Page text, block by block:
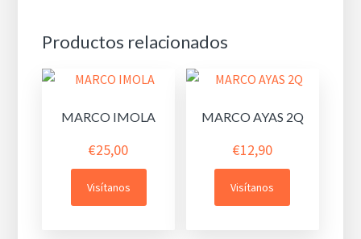
Productos relacionados
MARCO IMOLA
€25,00
Visítanos
MARCO AYAS 2Q
€12,90
Visítanos